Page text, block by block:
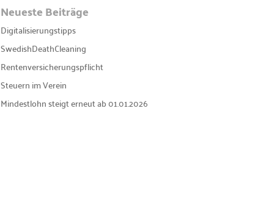
Neueste Beiträge
Digitalisierungstipps
SwedishDeathCleaning
Rentenversicherungspflicht
Steuern im Verein
Mindestlohn steigt erneut ab 01.01.2026